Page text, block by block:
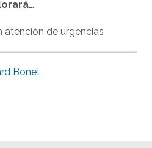
atención de urgencias
Bonet